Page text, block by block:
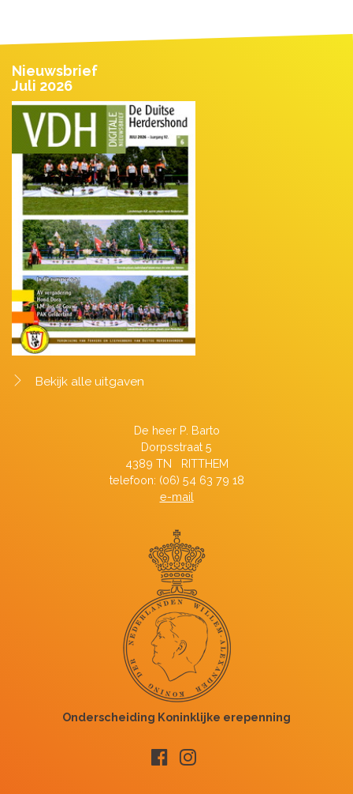
Nieuwsbrief
Juli 2026
Bekijk alle uitgaven
De heer P. Barto
Dorpsstraat 5
4389 TN RITTHEM
telefoon: (06) 54 63 79 18
e-mail